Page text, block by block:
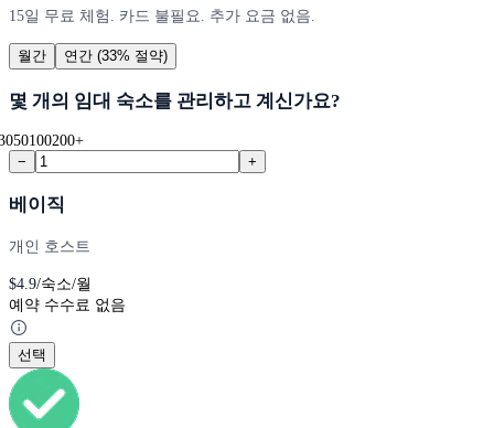
15일 무료 체험. 카드 불필요. 추가 요금 없음.
월간 연간 (33% 절약)
몇 개의 임대 숙소를 관리하고 계신가요?
50100200+
− +
베이직
개인 호스트
$4.9/숙소/월
예약 수수료 없음
선택